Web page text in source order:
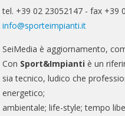
tel. +39 02 23052147 - fax +39
info@sporteimpianti.it
SeiMedia è aggiornamento,
Con Sport&Impianti è un
sia tecnico, ludico che
energetico;
ambientale; life-style; tempo